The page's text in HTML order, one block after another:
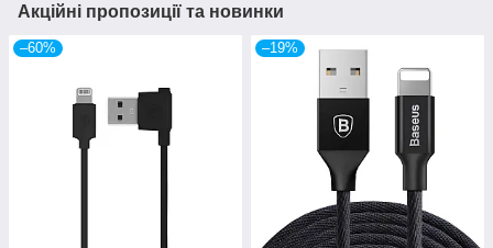
Акційні пропозиції та новинки
–60% –19%